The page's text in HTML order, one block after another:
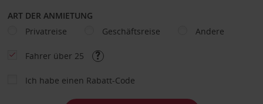
ART DER ANMIETUNG
Privatreise
Geschäftsreise Andere
Fahrer über 25
Ich habe einen Rabatt-Code